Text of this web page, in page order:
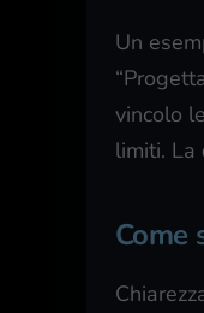
Un
vincolo
limiti. La
Come